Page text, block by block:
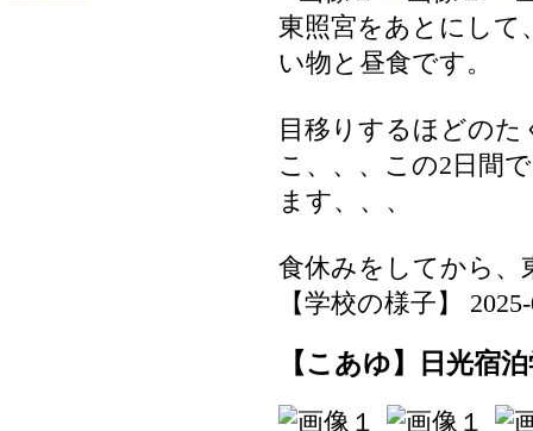
東照宮をあとにして
い物と昼食です。
目移りするほどの
こ、、、この2日間
ます、、、
食休みをしてから、
【学校の様子】
【こあゆ】日光宿